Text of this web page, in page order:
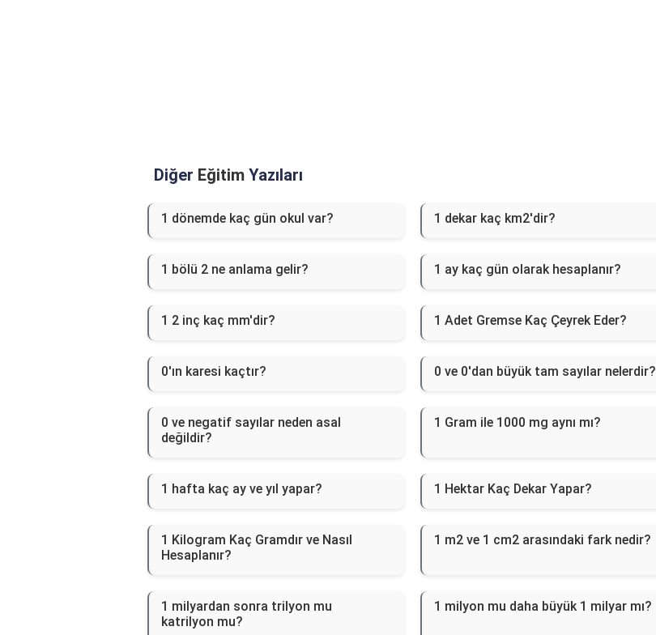
Diğer Eğitim Yazıları
1 dönemde kaç gün okul var? 1 dekar kaç km2'dir?
1 bölü 2 ne anlama gelir? 1 ay kaç gün olarak hesaplanır?
1 2 inç kaç mm'dir? 1 Adet Gremse Kaç Çeyrek Eder?
0'ın karesi kaçtır? 0 ve 0'dan büyük tam sayılar nelerdir?
0 ve negatif sayılar neden asal
değildir?
1 Gram ile 1000 mg aynı mı?
1 hafta kaç ay ve yıl yapar? 1 Hektar Kaç Dekar Yapar?
1 Kilogram Kaç Gramdır ve Nasıl
Hesaplanır?
1 m2 ve 1 cm2 arasındaki fark nedir?
1 milyardan sonra trilyon mu
katrilyon mu?
1 milyon mu daha büyük 1 milyar mı?